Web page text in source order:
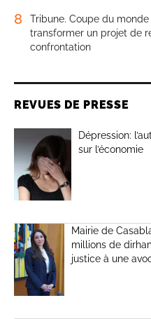
8
Tribune. Coupe du
transformer un projet de
confrontation
REVUES DE PRESSE
Dépression:
sur l’économie
Mairie de
millions de
justice à une